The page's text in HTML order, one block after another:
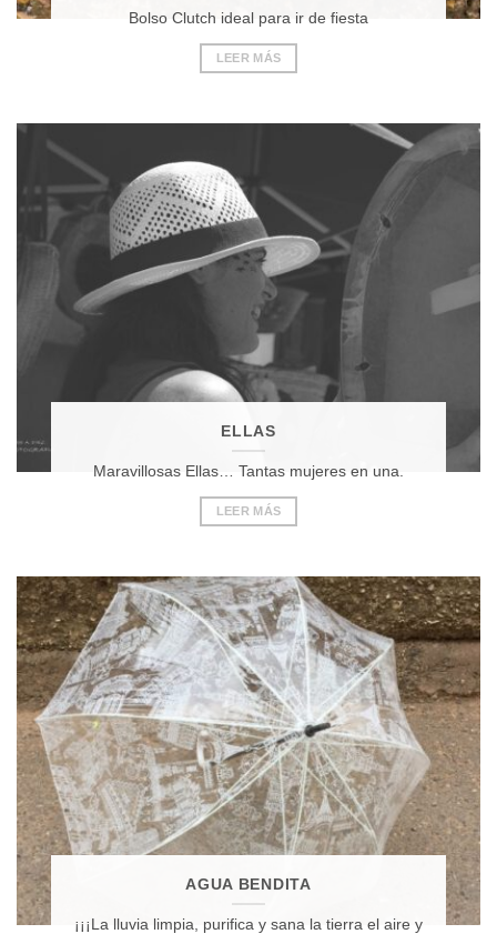
Bolso Clutch ideal para ir de fiesta
LEER MÁS
ELLAS
Maravillosas Ellas… Tantas mujeres en una.
LEER MÁS
AGUA BENDITA
¡¡¡La lluvia limpia, purifica y sana la tierra el aire y